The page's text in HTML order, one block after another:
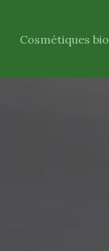
Cosmétiques bio